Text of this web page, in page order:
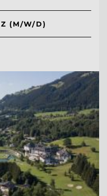
(M/W/D)